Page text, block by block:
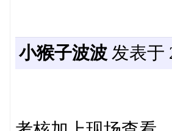
小猴子波波发表于